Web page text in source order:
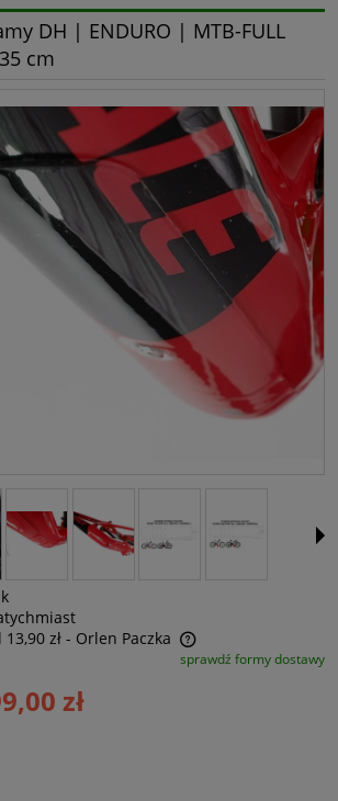
DH | ENDURO | MTB-FULL
cm
13,90 zł - Orlen Paczka
kosztów płatnościsprawdź formy dostawy
zł